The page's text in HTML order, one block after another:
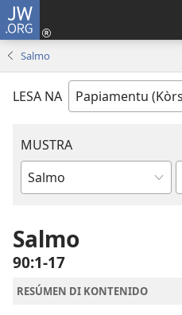
JW.ORG
Salmo
LESA NA
MUSTRA
Buki
Beibel
Salmo
90:1-17
RESÚMEN DI KONTENIDO